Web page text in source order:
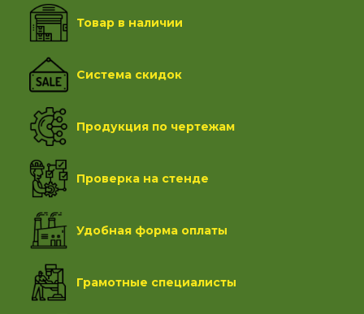
Товар в наличии
Система скидок
Продукция по чертежам
Проверка на стенде
Удобная форма оплаты
Грамотные специалисты